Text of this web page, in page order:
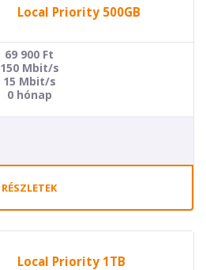
Local Priority 500GB
69 900 Ft
150 Mbit/s
15 Mbit/s
0 hónap
RÉSZLETEK
Local Priority 1TB